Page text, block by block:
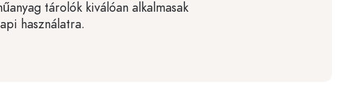
tárolók kiválóan alkalmasak
használatra.